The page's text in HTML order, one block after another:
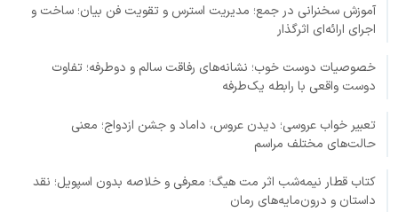
آموزش سخنرانی در جمع؛ مدیریت استرس و تقویت فن بیان؛ ساخت و
اجرای ارائه‌ای اثرگذار
خصوصیات دوست خوب؛ نشانه‌های رفاقت سالم و دوطرفه؛ تفاوت
دوست واقعی با رابطه یک‌طرفه
تعبیر خواب عروسی؛ دیدن عروس، داماد و جشن ازدواج؛ معنی
حالت‌های مختلف مراسم
کتاب قطار نیمه‌شب اثر مت هیگ؛ معرفی و خلاصه بدون اسپویل؛ نقد
داستان و درون‌مایه‌های رمان